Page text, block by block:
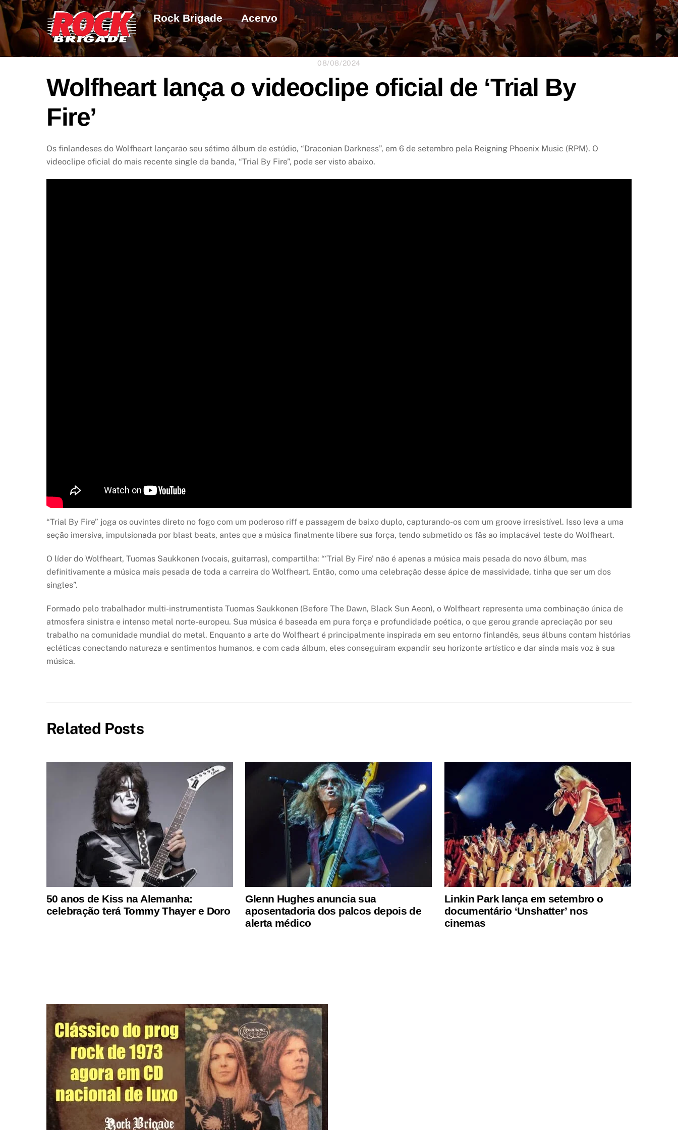
Skip
to
content
Rock Brigade Acervo
08/08/2024
Wolfheart lança o videoclipe oficial de ‘Trial By
Fire’
Os finlandeses do Wolfheart lançarão seu sétimo álbum de estúdio, “Draconian Darkness”, em 6 de setembro pela Reigning Phoenix Music (RPM). O
videoclipe oficial do mais recente single da banda, “Trial By Fire”, pode ser visto abaixo.
“Trial By Fire” joga os ouvintes direto no fogo com um poderoso riff e passagem de baixo duplo, capturando-os com um groove irresistível. Isso leva a uma
seção imersiva, impulsionada por blast beats, antes que a música finalmente libere sua força, tendo submetido os fãs ao implacável teste do Wolfheart.
O líder do Wolfheart, Tuomas Saukkonen (vocais, guitarras), compartilha: “‘Trial By Fire’ não é apenas a música mais pesada do novo álbum, mas
definitivamente a música mais pesada de toda a carreira do Wolfheart. Então, como uma celebração desse ápice de massividade, tinha que ser um dos
singles”.
Formado pelo trabalhador multi-instrumentista Tuomas Saukkonen (Before The Dawn, Black Sun Aeon), o Wolfheart representa uma combinação única de
atmosfera sinistra e intenso metal norte-europeu. Sua música é baseada em pura força e profundidade poética, o que gerou grande apreciação por seu
trabalho na comunidade mundial do metal. Enquanto a arte do Wolfheart é principalmente inspirada em seu entorno finlandês, seus álbuns contam histórias
ecléticas conectando natureza e sentimentos humanos, e com cada álbum, eles conseguiram expandir seu horizonte artístico e dar ainda mais voz à sua
música.
Related Posts
50 anos de Kiss na Alemanha:
celebração terá Tommy Thayer e Doro
Glenn Hughes anuncia sua
aposentadoria dos palcos depois de
alerta médico
Linkin Park lança em setembro o
documentário ‘Unshatter’ nos
cinemas